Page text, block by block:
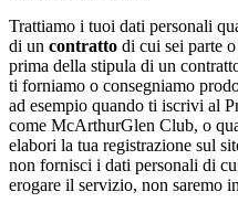
Trattiamo i tuoi dati personali
di un contratto di cui sei parte
prima della stipula di un
ti forniamo o consegniamo
ad esempio quando ti iscrivi al
come McArthurGlen Club, o
elabori la tua registrazione sul
non fornisci i dati personali di
erogare il servizio, non saremo